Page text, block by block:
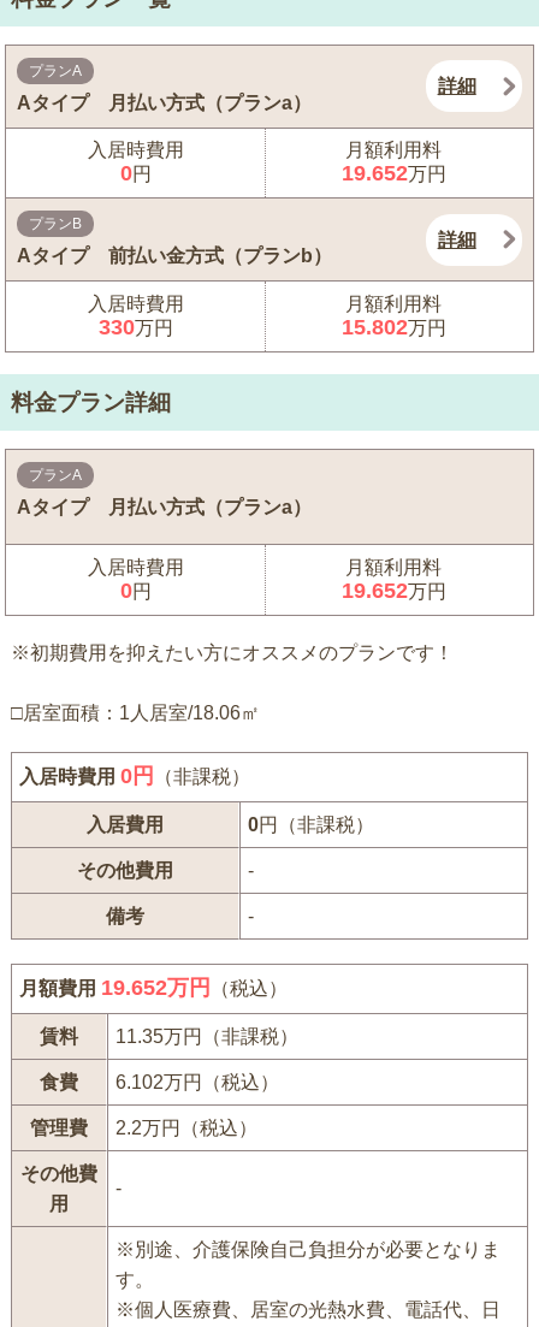
プランA
Aタイプ 月払い方式（プランa）
詳細
入居時費用
0円
月額利用料
19.652万円
プランB
Aタイプ 前払い金方式（プランb）
詳細
入居時費用
330万円
月額利用料
15.802万円
料金プラン詳細
プランA
Aタイプ 月払い方式（プランa）
入居時費用
0円
月額利用料
19.652万円
※初期費用を抑えたい方にオススメのプランです！
□居室面積：1人居室/18.06㎡
入居時費用0 円 （非課税）
入居費用 0円（非課税）
その他費用 -
備考 -
月額費用 19.652万円 （税込）
賃料 11.35万円（非課税）
食費 6.102万円（税込）
管理費 2.2万円（税込）
その他費
用
-
※別途、介護保険自己負担分が必要となりま
す。
※個人医療費、居室の光熱水費、電話代、日